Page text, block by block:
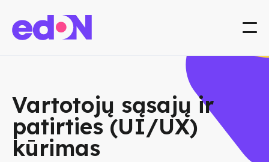
Vartotojų sąsajų ir
patirties (UI/UX)
kūrimas